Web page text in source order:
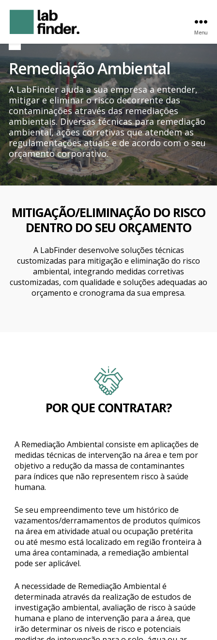
Engenharia
e
Meio
Ambiente
Menu
Remediação Ambiental
A LabFinder ajuda a sua empresa a entender,
mitigar e eliminar o risco decorrente das
contaminações através das remediações
ambientais. Diversas técnicas para remediação
ambiental, ações corretivas que atendem as
regulamentações atuais e de acordo com o seu
orçamento corporativo.
MITIGAÇÃO/ELIMINAÇÃO DO RISCO
DENTRO DO SEU ORÇAMENTO
A LabFinder desenvolve soluções técnicas
customizadas para mitigação e eliminação do risco
ambiental, integrando medidas corretivas
customizadas, com qualidade e soluções adequadas ao
orçamento e cronograma da sua empresa.
POR QUE CONTRATAR?
A Remediação Ambiental consiste em aplicações de
medidas técnicas de intervenção na área e tem por
objetivo a redução da massa de contaminantes
para índices que não representem risco à saúde
humana.
Se seu empreendimento teve um histórico de
vazamentos/derramamentos de produtos químicos
na área em atividade atual ou ocupação pretérita
ou até mesmo está localizado em região fronteira à
uma área contaminada, a remediação ambiental
pode ser aplicável.
A necessidade de Remediação Ambiental é
determinada através da realização de estudos de
investigação ambiental, avaliação de risco à saúde
humana e plano de intervenção para a área, que
irão determinar os níveis de risco e potenciais